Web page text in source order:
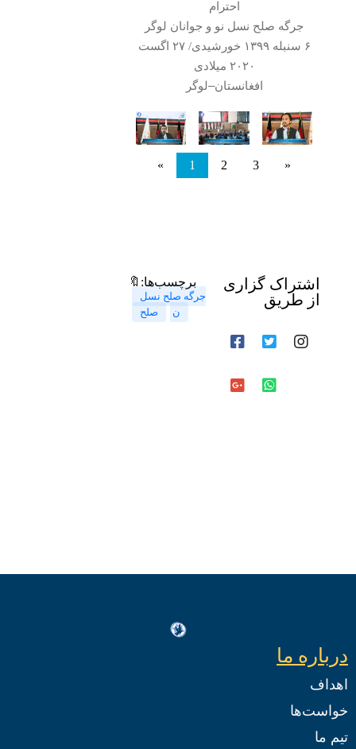
احترام
جرگه صلح نسل نو و جوانان لوگر
۶ سنبله ۱۳۹۹ خورشیدی/۲۷ اگست
۲۰۲۰ میلادی
لوگر–افغانستان
« 1 2 3 »
🔖برچسب‌ها:
جرگه صلح نسل
ن
صلح
اشتراک گزاری
از طریق
درباره ما
اهداف
خواست‌ها
تیم ما